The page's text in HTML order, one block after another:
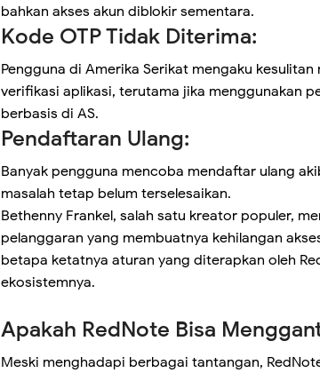
bahkan akses akun diblokir sementara.
Kode OTP Tidak Diterima:
Pengguna di Amerika Serikat mengaku
verifikasi aplikasi, terutama jika menggunakan
berbasis di AS.
Pendaftaran Ulang:
Banyak pengguna mencoba mendaftar ulang
masalah tetap belum terselesaikan.
Bethenny Frankel, salah satu kreator populer,
pelanggaran yang membuatnya kehilangan
betapa ketatnya aturan yang diterapkan oleh
ekosistemnya.
Apakah RedNote Bisa
Meski menghadapi berbagai tantangan,